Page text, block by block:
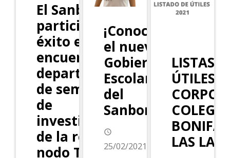
El Sanboni
participa con
éxito en el
encuentro
departamental
de semilleros
de
investigación
de la redCOLSi,
nodo Tolima.
¡Conoce
el nuevo
Gobierno
Escolar
del
Sanboni!
access_time
25/02/2021
LISTAS
ÚTILES
LAS